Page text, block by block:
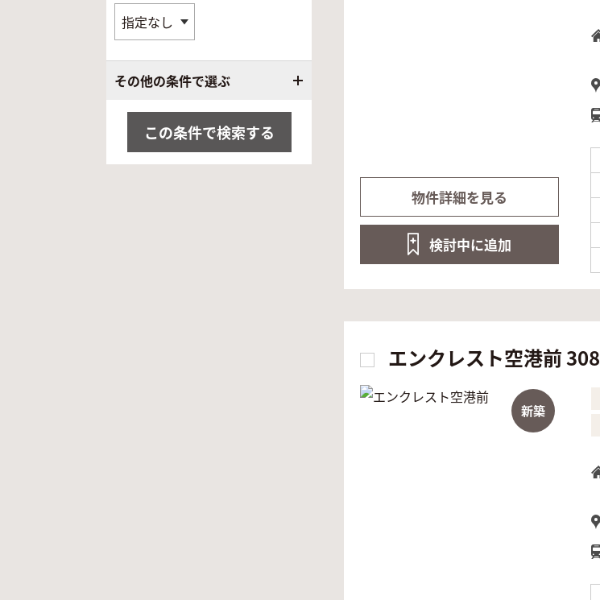
物件詳細を見る
検討中に追加
エンクレスト空港前 308
新築
その他の条件で選ぶ
この条件で検索する